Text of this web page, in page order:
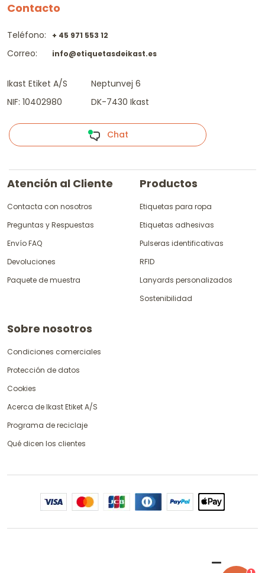
Contacto
Teléfono:
Correo:
+ 45 971 553 12
info@etiquetasdeikast.es
Ikast Etiket A/S
NIF: 10402980
Neptunvej 6
DK-7430 Ikast
Chat
Atención al Cliente
Contacta con nosotros
Preguntas y Respuestas
Envío FAQ
Devoluciones
Paquete de muestra
Productos
Etiquetas para ropa
Etiquetas adhesivas
Pulseras identificativas
RFID
Lanyards personalizados
Sostenibilidad
Sobre nosotros
Condiciones comerciales
Protección de datos
Cookies
Acerca de Ikast Etiket A/S
Programa de reciclaje
Qué dicen los clientes